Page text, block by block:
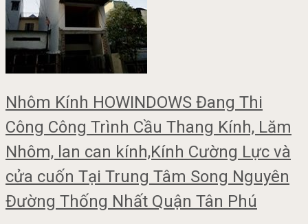
Nhôm Kính HOWINDOWS Đang Thi
Công Công Trình Cầu Thang Kính, Lăm
Nhôm, lan can kính,Kính Cường Lực và
cửa cuốn Tại Trung Tâm Song Nguyên
Đường Thống Nhất Quận Tân Phú